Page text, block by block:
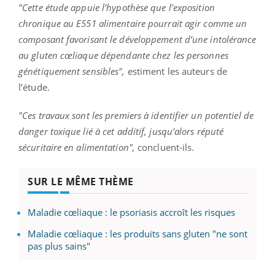
"Cette étude appuie l’hypothèse que l'exposition
chronique au E551 alimentaire pourrait agir comme un
composant favorisant le développement d’une intolérance
au gluten cœliaque dépendante chez les personnes
génétiquement sensibles", estiment les auteurs de
l’étude.
"Ces travaux sont les premiers à identifier un potentiel de
danger toxique lié à cet additif, jusqu’alors réputé
sécuritaire en alimentation", concluent-ils.
SUR LE MÊME THÈME
Maladie cœliaque : le psoriasis accroît les risques
Maladie cœliaque : les produits sans gluten "ne sont
pas plus sains"